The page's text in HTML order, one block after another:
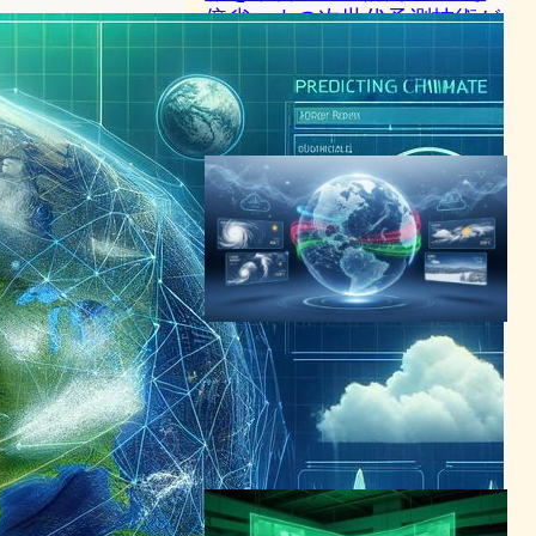
倍省エネの次世代予測技術が
登場
AI（人工知能）ニュース
NVIDIA
2025年3月19日8:52
WeatherNext 2発表、
Google DeepMindが8倍高速
化したAI気象予測モデル公開
AI（人工知能）ニュース
2025年11月20日8:17